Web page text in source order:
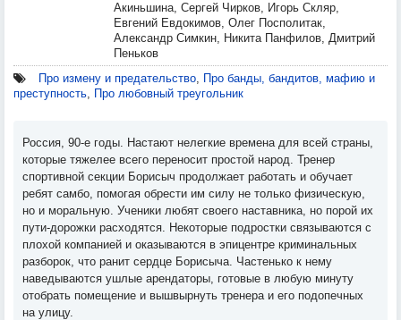
Акиньшина, Сергей Чирков, Игорь Скляр,
Евгений Евдокимов, Олег Посполитак,
Александр Симкин, Никита Панфилов, Дмитрий
Пеньков
Про измену и предательство, Про банды, бандитов, мафию и
преступность, Про любовный треугольник
Россия, 90-е годы. Настают нелегкие времена для всей страны,
которые тяжелее всего переносит простой народ. Тренер
спортивной секции Борисыч продолжает работать и обучает
ребят самбо, помогая обрести им силу не только физическую,
но и моральную. Ученики любят своего наставника, но порой их
пути-дорожки расходятся. Некоторые подростки связываются с
плохой компанией и оказываются в эпицентре криминальных
разборок, что ранит сердце Борисыча. Частенько к нему
наведываются ушлые арендаторы, готовые в любую минуту
отобрать помещение и вышвырнуть тренера и его подопечных
на улицу.